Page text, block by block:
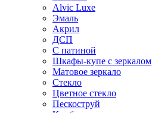
Alvic Luxe
Эмаль
Акрил
ДСП
С патиной
Шкафы-купе с зеркалом
Матовое зеркало
Стекло
Цветное стекло
Пескоструй